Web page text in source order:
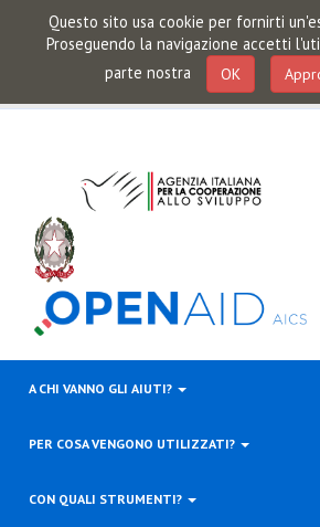
Questo sito usa cookie per fornirti
Proseguendo la navigazione accetti
parte nostra
OK
A CHI VANNO GLI AIUTI?
PER COSA VENGONO UTILIZZATI?
CON QUALI STRUMENTI?